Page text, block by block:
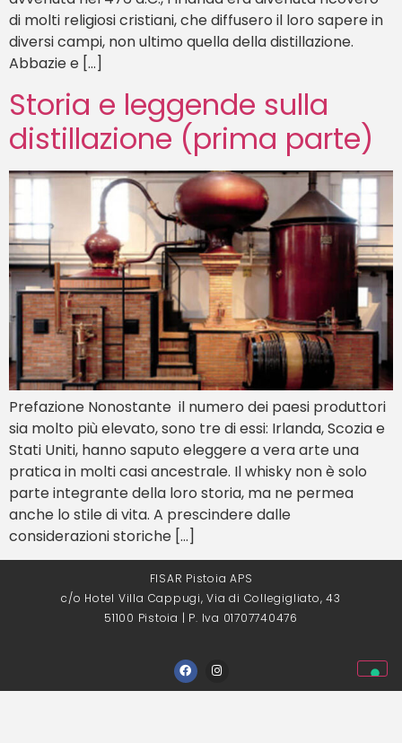
di molti religiosi cristiani, che diffusero il loro sapere in
diversi campi, non ultimo quella della distillazione.
Abbazie e […]
Storia e leggende sulla
distillazione (prima parte)
Prefazione Nonostante il numero dei paesi produttori
sia molto più elevato, sono tre di essi: Irlanda, Scozia e
Stati Uniti, hanno saputo eleggere a vera arte una
pratica in molti casi ancestrale. Il whisky non è solo
parte integrante della loro storia, ma ne permea
anche lo stile di vita. A prescindere dalle
considerazioni storiche […]
FISAR Pistoia APS
c/o Hotel Villa Cappugi, Via di Collegigliato, 43
51100 Pistoia | P. Iva 01707740476